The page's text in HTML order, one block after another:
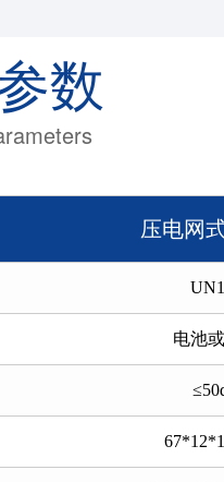
数
压电网
电池